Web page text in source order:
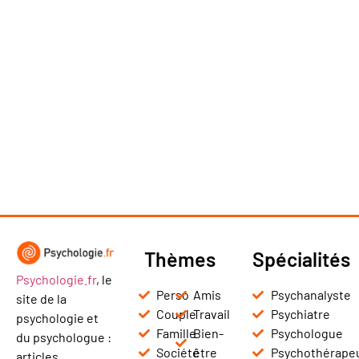
Psychologie.fr, le
site de la
psychologie et
du psychologue :
Thèmes
Perso
Couple
Famille
Société
Amis
Travail
Bien-
être
Spécialités
Psychanalyste
Psychiatre
Psychologue